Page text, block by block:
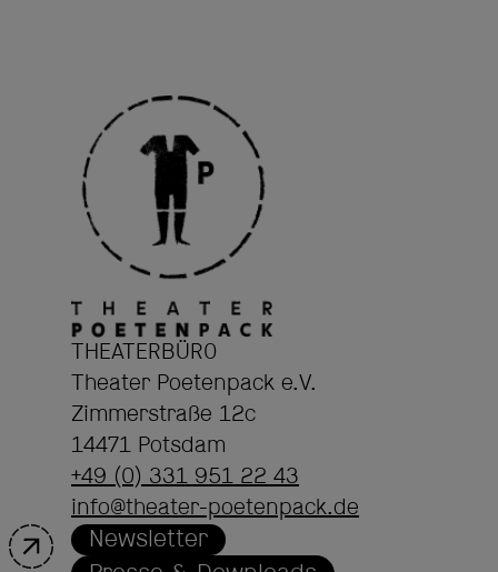
THEATERBÜRO
Theater Poetenpack e.V.
Zimmerstraße 12c
14471 Potsdam
+49 (0) 331 951 22 43
info@theater-poetenpack.de
Newsletter